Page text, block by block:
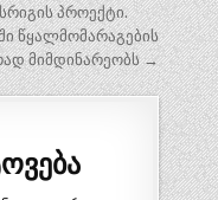
პროექტი.
წყალმომარაგების
მიმდინარეობს →